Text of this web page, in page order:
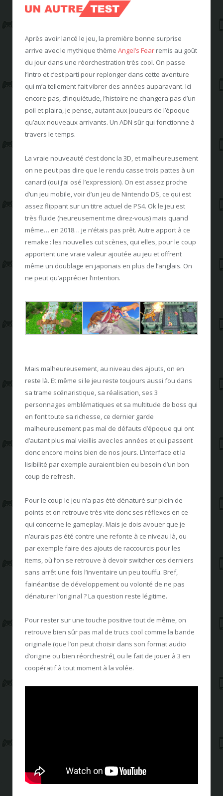
Après avoir lancé le jeu, la première bonne surprise
arrive avec le mythique thème Angel’s Fear remis au goût
du jour dans une réorchestration très cool. On passe
l’intro et c’est parti pour replonger dans cette aventure
qui m’a tellement fait vibrer des années auparavant. Ici
encore pas, d’inquiétude, l’histoire ne changera pas d’un
poil et plaira, je pense, autant aux joueurs de l’époque
qu’aux nouveaux arrivants. Un ADN sûr qui fonctionne à
travers le temps.
La vraie nouveauté c’est donc la 3D, et malheureusement
on ne peut pas dire que le rendu casse trois pattes à un
canard (oui j’ai osé l’expression). On est assez proche
d’un jeu mobile, voir d’un jeu de Nintendo DS, ce qui est
assez flippant sur un titre actuel de PS4. Ok le jeu est
très fluide (heureusement me direz-vous) mais quand
même… en 2018… je n’étais pas prêt. Autre apport à ce
remake : les nouvelles cut scènes, qui elles, pour le coup
apportent une vraie valeur ajoutée au jeu et offrent
même un doublage en japonais en plus de l’anglais. On
ne peut qu’apprécier l’intention.
Mais malheureusement, au niveau des ajouts, on en
reste là. Et même si le jeu reste toujours aussi fou dans
sa trame scénaristique, sa réalisation, ses 3
personnages emblématiques et sa multitude de boss qui
en font toute sa richesse, ce dernier garde
malheureusement pas mal de défauts d’époque qui ont
d’autant plus mal vieillis avec les années et qui passent
donc encore moins bien de nos jours. L’interface et la
lisibilité par exemple auraient bien eu besoin d’un bon
coup de refresh.
Pour le coup le jeu n’a pas été dénaturé sur plein de
points et on retrouve très vite donc ses réflexes en ce
qui concerne le gameplay. Mais je dois avouer que je
n’aurais pas été contre une refonte à ce niveau là, ou
par exemple faire des ajouts de raccourcis pour les
items, où l’on se retrouve à devoir switcher ces derniers
sans arrêt une fois l’inventaire un peu touffu. Bref,
fainéantise de développement ou volonté de ne pas
dénaturer l’original ? La question reste légitime.
Pour rester sur une touche positive tout de même, on
retrouve bien sûr pas mal de trucs cool comme la bande
originale (que l’on peut choisir dans son format audio
d’origine ou bien réorchestré), ou le fait de jouer à 3 en
coopératif à tout moment à la volée.